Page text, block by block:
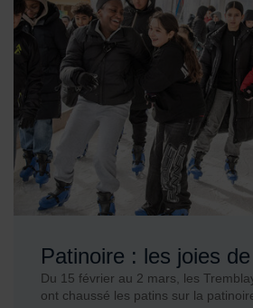
Patinoire : les joies
Du 15 février au 2 mars, les
ont chaussé les patins sur la